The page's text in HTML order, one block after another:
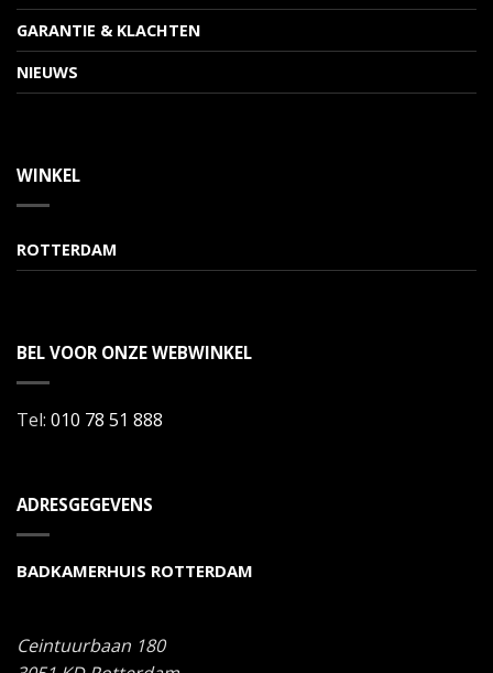
GARANTIE & KLACHTEN
NIEUWS
WINKEL
ROTTERDAM
BEL VOOR ONZE WEBWINKEL
Tel: 010 78 51 888
ADRESGEGEVENS
BADKAMERHUIS ROTTERDAM
Ceintuurbaan 180